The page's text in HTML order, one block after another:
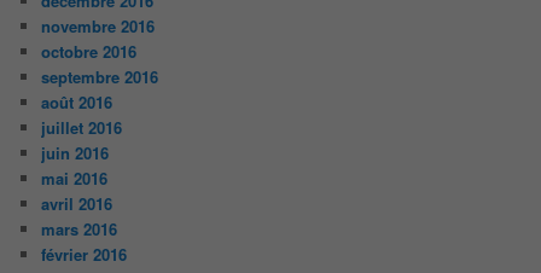
novembre 2016
octobre 2016
septembre 2016
août 2016
juillet 2016
juin 2016
mai 2016
avril 2016
mars 2016
février 2016